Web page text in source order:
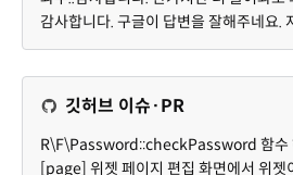
깃허브 이슈·PR